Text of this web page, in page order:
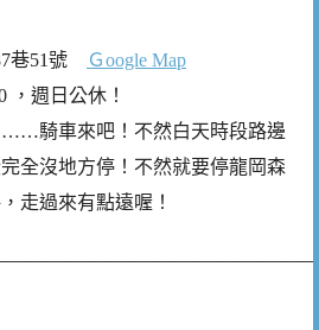
巷51號
Ｇoogle Map
，週日公休！
騎車來吧！不然白天時段路邊
全沒地方停！不然就要停龍岡森
走過來有點遠喔！